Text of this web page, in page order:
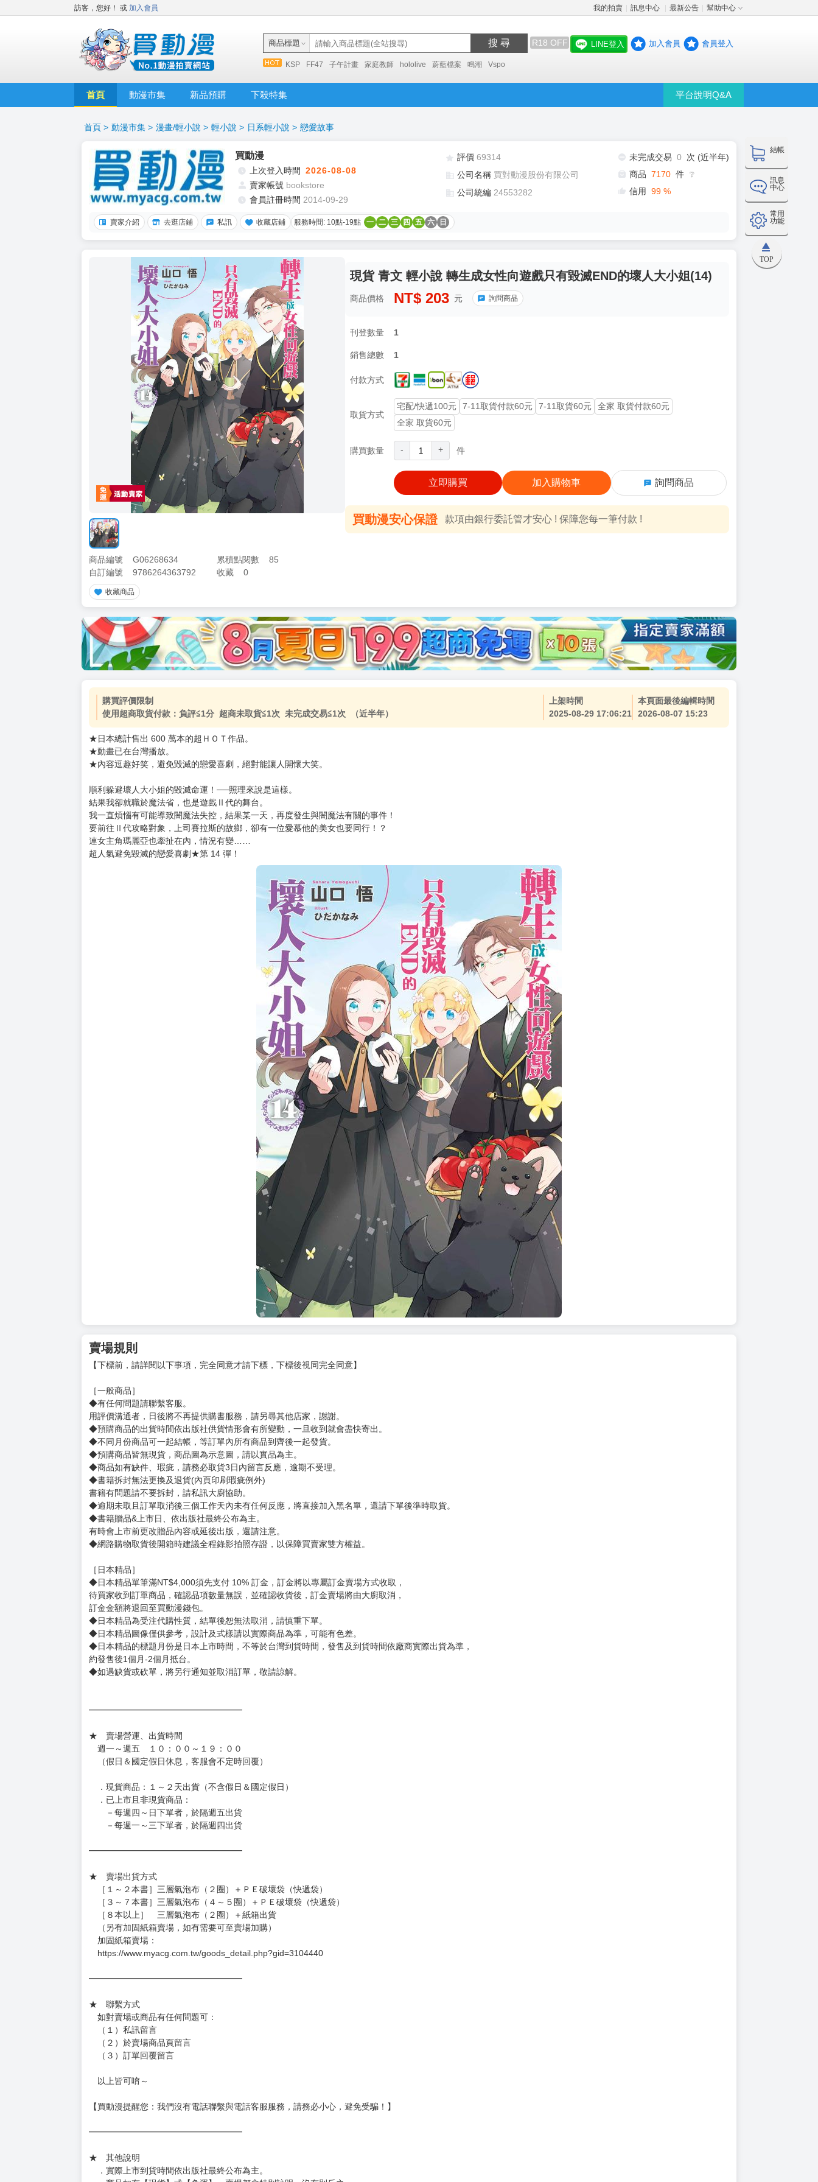
訪客，您好！ 或 加入會員 我的拍賣 訊息中心 最新公告 幫助中心
商品標題 搜 尋 R18 OFF
KSP FF47 子午計畫 家庭教師 hololive 蔚藍檔案 鳴潮 Vspo
LINE登入 加入會員 會員登入
首頁 動漫市集 新品預購 下殺特集 平台說明Q&A
結帳
訊息
中心
常用
功能
TOP
首頁 > 動漫市集 > 漫畫/輕小說 > 輕小說 > 日系輕小說 > 戀愛故事
買動漫
上次登入時間 2026-08-08
賣家帳號 bookstore
會員註冊時間 2014-09-29
評價 69314
公司名稱 買對動漫股份有限公司
公司統編 24553282
未完成交易 0
次 (近半年)
商品 7170 件 ❔
信用 99 %
賣家介紹 去逛店鋪 私訊 收藏店鋪 服務時間: 10點-19點 一 二 三 四 五 六 日
商品編號 G06268634 累積點閱數
85
自訂編號
9786264363792 收藏 0
收藏商品
現貨 青文 輕小說 轉生成女性向遊戲只有毀滅END的壞人大小姐(14)
商品價格 NT$ 203 元 詢問商品
刊登數量 1
銷售總數 1
付款方式
取貨方式
宅配/快遞100元 7-11取貨付款60元 7-11取貨60元
全家 取貨付款60元
全家 取貨60元
購買數量 - + 件
立即購買 加入購物車 詢問商品
買動漫安心保證 款項由銀行委託管才安心 ! 保障您每一筆付款 !
加價購 ( 共
(加購品) 買動漫★《$15元-加固紙箱包裝》
-
+
購買評價限制
使用超商取貨付款：負評≦1分 超商未取貨≦1次 未完成交易≦1次 （近半年）
★內容逗趣好笑，避免毀滅的戀愛喜劇，絕對能讓人開懷大笑。
順利躲避壞人大小姐的毀滅命運！──照理來說是這樣。
我一直煩惱有可能導致闇魔法失控，結果某一天，再度發生與闇魔法有關的事件！
要前往Ⅱ代攻略對象，上司賽拉斯的故鄉，卻有一位愛慕他的美女也要同行！？
賣場規則
【下標前，請詳閱以下事項，完全同意才請下標，下標後視同完全同意】
［一般商品］
◆有任何問題請聯繫客服。
用評價溝通者，日後將不再提供購書服務，請另尋其他店家，謝謝。
◆不同月份商品可一起結帳，等訂單內所有商品到齊後一起發貨。
◆預購商品皆無現貨，商品圖為示意圖，請以實品為主。
◆商品如有缺件、瑕疵，請務必取貨3日內留言反應，逾期不受理。
◆書籍拆封無法更換及退貨(內頁印刷瑕疵例外)
書籍有問題請不要拆封，請私訊大廚協助。
◆逾期未取且訂單取消後三個工作天內未有任何反應，將直接加入黑名單，還請下單後準時取貨。
◆書籍贈品&上市日、依出版社最終公布為主。
有時會上市前更改贈品內容或延後出版，還請注意。
◆網路購物取貨後開箱時建議全程錄影拍照存證，以保障買賣家雙方權益。
訂金金額將退回至買動漫錢包。
◆日本精品為受注代購性質，結單後恕無法取消，請慎重下單。
◆日本精品圖像僅供參考，設計及式樣請以實際商品為準，可能有色差。
約發售後1個月-2個月抵台。
◆如遇缺貨或砍單，將另行通知並取消訂單，敬請諒解。
週一～週五 １０：００～１９：００
（假日＆國定假日休息，客服會不定時回覆）
．現貨商品：１～２天出貨（不含假日＆國定假日）
．已上市且非現貨商品：
－每週四～日下單者，於隔週五出貨
－每週一～三下單者，於隔週四出貨
★ 賣場出貨方式
［１～２本書］三層氣泡布（２圈）＋ＰＥ破壞袋（快遞袋）
［３～７本書］三層氣泡布（４～５圈）＋ＰＥ破壞袋（快遞袋）
［８本以上］ 三層氣泡布（２圈）＋紙箱出貨
（另有加固紙箱賣場，如有需要可至賣場加購）
https://www.myacg.com.tw/goods_detail.php?gid=3104440
━━━━━━━━━━━━━━━━━━
（１）私訊留言
（２）於賣場商品頁留言
（３）訂單回覆留言